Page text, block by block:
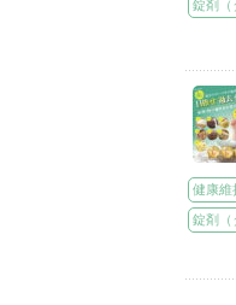
錠剤（
健康維
錠剤（